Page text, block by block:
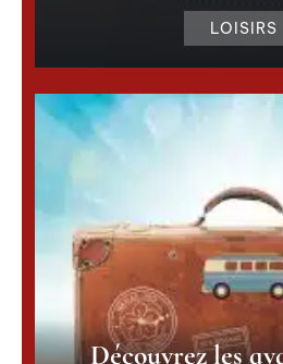
LOISIRS
Découvrez les